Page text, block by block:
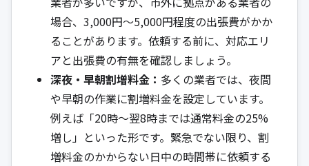
場合、3,000円〜5,000円程度の出張費がかか
ることがあります。依頼する前に、対応エリ
アと出張費の有無を確認しましょう。
深夜・早朝割増料金： 多くの業者では、夜間
や早朝の作業に割増料金を設定しています。
例えば「20時〜翌8時までは通常料金の25%
増し」といった形です。緊急でない限り、割
増料金のかからない日中の時間帯に依頼する